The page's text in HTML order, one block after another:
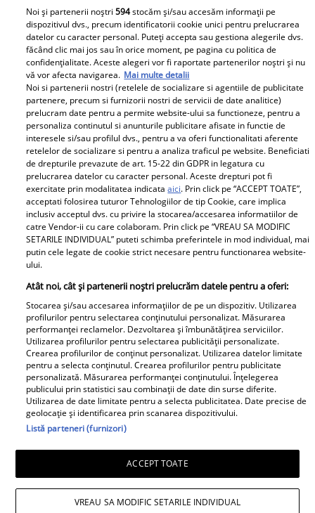
Urmărește-ne pe Facebook Like
Pariază responsabil! Decizia ONJN nr. 821/25.09.2025.
Jocurile de noroc sunt interzise minorilor.
Despre Unica.ro
Publicitate
Echipa Unica.ro
Contact
Politica de cookies
Politica de
confidențialitate
Taguri
Știri
GSP
Avantaje
Viva
Libertatea pentru femei
Program TV
Retete practice
Calculator sarcina
Pariază responsabil! Decizia ONJN nr. 821/25.09.2025.
Noi și partenerii noștri594stocăm și/sau accesăm informații pe
dispozitivul dvs., precum identificatorii cookie unici pentru prelucrarea
datelor cu caracter personal. Puteți accepta sau gestiona alegerile dvs.
făcând clic mai jos sau în orice moment, pe pagina cu politica de
confidențialitate. Aceste alegeri vor fi raportate partenerilor noștri și nu
vă vor afecta navigarea. Mai multe detalii
Noi si partenerii nostri (retelele de socializare si agentiile de publicitate
partenere, precum si furnizorii nostri de servicii de date analitice)
prelucram date pentru a permite website-ului sa functioneze, pentru a
personaliza continutul si anunturile publicitare afisate in functie de
interesele si/sau profilul dvs., pentru a va oferi functionalitati aferente
retelelor de socializare si pentru a analiza traficul pe website. Beneficiati
de drepturile prevazute de art. 15-22 din GDPR in legatura cu
prelucrarea datelor cu caracter personal. Aceste drepturi pot fi
exercitate prin modalitatea indicataaici. Prin click pe “ACCEPT TOATE”,
acceptati folosirea tuturor Tehnologiilor de tip Cookie, care implica
inclusiv acceptul dvs. cu privire la stocarea/accesarea informatiilor de
catre Vendor-ii cu care colaboram. Prin click pe “VREAU SA MODIFIC
SETARILE INDIVIDUAL” puteti schimba preferintele in mod individual, mai
putin cele legate de cookie strict necesare pentru functionarea website-
ului.
Atât noi, cât și partenerii noștri prelucrăm datele pentru a oferi:
Stocarea și/sau accesarea informațiilor de pe un dispozitiv. Utilizarea
profilurilor pentru selectarea conținutului personalizat. Măsurarea
performanței reclamelor. Dezvoltarea și îmbunătățirea serviciilor.
Utilizarea profilurilor pentru selectarea publicității personalizate.
Crearea profilurilor de conținut personalizat. Utilizarea datelor limitate
pentru a selecta conținutul. Crearea profilurilor pentru publicitate
personalizată. Măsurarea performanței conținutului. Înțelegerea
publicului prin statistici sau combinații de date din surse diferite.
Utilizarea de date limitate pentru a selecta publicitatea. Date precise de
geolocație și identificarea prin scanarea dispozitivului.
Listă parteneri (furnizori)
ACCEPT TOATE
VREAU SA MODIFIC SETARILE INDIVIDUAL